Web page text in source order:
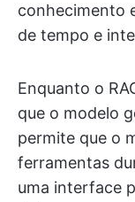
conhecimento
de tempo e
Enquanto o
que o modelo
permite que o
ferramentas
uma interface